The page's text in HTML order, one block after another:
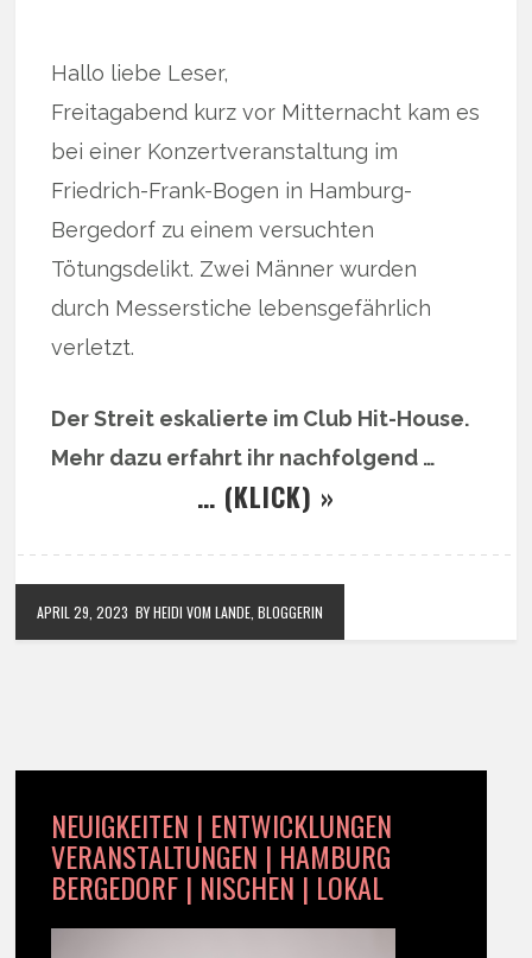
Hallo liebe Leser,
Freitagabend kurz vor Mitternacht kam es
bei einer Konzertveranstaltung im
Friedrich-Frank-Bogen in Hamburg-
Bergedorf zu einem versuchten
Tötungsdelikt. Zwei Männer wurden
durch Messerstiche lebensgefährlich
verletzt.
Der Streit eskalierte im Club Hit-House.
Mehr dazu erfahrt ihr nachfolgend …
… (KLICK) »
APRIL 29, 2023 BY HEIDI VOM LANDE, BLOGGERIN
NEUIGKEITEN | ENTWICKLUNGEN
VERANSTALTUNGEN | HAMBURG
BERGEDORF | NISCHEN | LOKAL